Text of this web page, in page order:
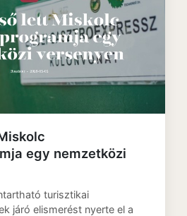
egy nemzetközi
turisztikai
járó elismerést nyerte el a